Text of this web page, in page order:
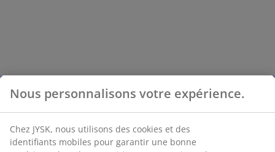
Nous personnalisons votre expérience.
Chez JYSK, nous utilisons des cookies et des
identifiants mobiles pour garantir une bonne